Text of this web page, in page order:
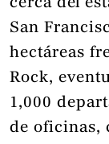
cerca del
San
hectáreas
Rock,
1,000
de oficinas,